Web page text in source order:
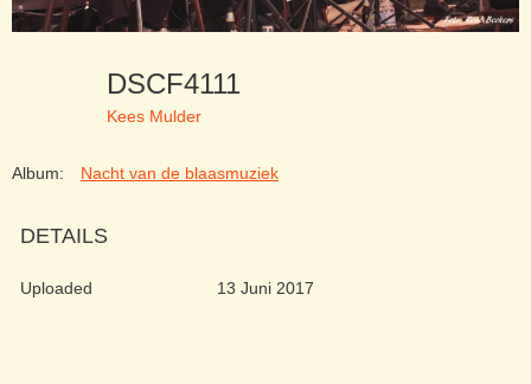
DSCF4111
Kees Mulder
Album: Nacht van de blaasmuziek
DETAILS
Uploaded 13 Juni 2017